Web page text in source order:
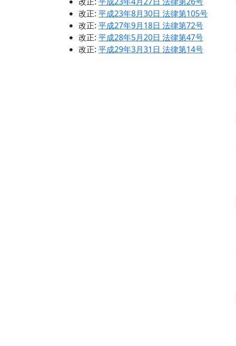
改正: 平成23年8月30日 法律第105号
改正: 平成27年9月18日 法律第72号
改正: 平成28年5月20日 法律第47号
改正: 平成29年3月31日 法律第14号